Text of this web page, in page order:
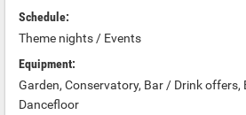
Schedule:
Theme nights / Events
Equipment:
Garden, Conservatory, Bar / Drink
Dancefloor